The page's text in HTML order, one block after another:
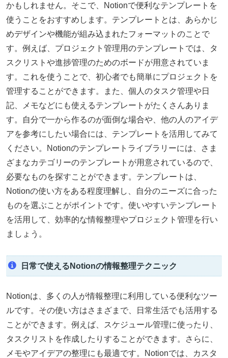
かもしれません。そこで、Notionで便利なテンプレートを
使うことをおすすめします。テンプレートとは、あらかじ
めデザインや機能が組み込まれたフォーマットのことで
す。例えば、プロジェクト管理用のテンプレートでは、タ
スクリストや進捗管理のためのボードが用意されていま
す。これを使うことで、初心者でも簡単にプロジェクトを
管理することができます。また、個人のタスク管理や日
記、メモなどにも使えるテンプレートがたくさんありま
す。自分で一から作るのが面倒な場合や、他の人のアイデ
アを参考にしたい場合には、テンプレートを活用してみて
ください。Notionのテンプレートライブラリーには、さま
ざまなカテゴリーのテンプレートが用意されているので、
必要なものを探すことができます。テンプレートは、
Notionの使い方をある程度理解し、自分のニーズに合った
ものを選ぶことがポイントです。使いやすいテンプレート
を活用して、効率的な情報整理やプロジェクト管理を行い
ましょう。
日常で使えるNotionの情報整理テクニック
Notionは、多くの人が情報整理に利用している便利なツー
ルです。その使い方はさまざまで、日常生活でも活用する
ことができます。例えば、スケジュール管理に使ったり、
タスクリストを作成したりすることができます。さらに、
メモやアイデアの整理にも最適です。Notionでは、カスタ